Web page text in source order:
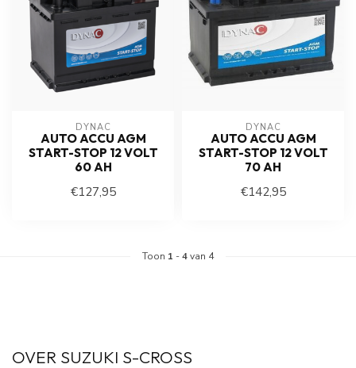
DYNAC
AUTO ACCU AGM
START-STOP 12 VOLT
60 AH
€127,95
DYNAC
AUTO ACCU AGM
START-STOP 12 VOLT
70 AH
€142,95
Toon 1 -4van 4
OVER SUZUKI S-CROSS